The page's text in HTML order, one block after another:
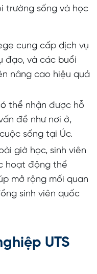
trường sống và học
cung cấp dịch vụ
đạo, và các buổi
nâng cao hiệu quả
thể nhận được hỗ
đề như nơi ở,
sống tại Úc.
giờ học, sinh viên
hoạt động thể
mở rộng mối quan
sinh viên quốc
UTS